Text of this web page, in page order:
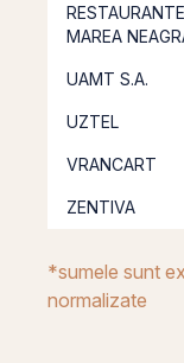
RESTAURANTE
MAREA
UAMT S.A.
UZTEL
VRANCART
ZENTIVA
*sumele sunt
normalizate